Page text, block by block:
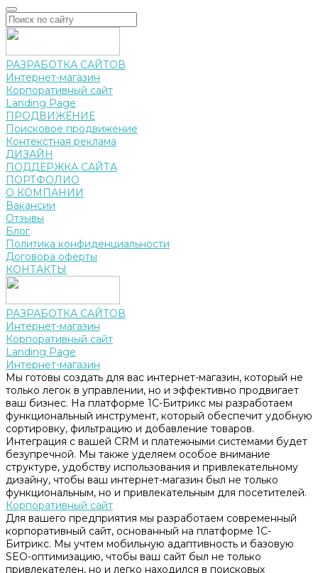
РАЗРАБОТКА САЙТОВ
Интернет-магазин
Корпоративный сайт
Landing Page
ПРОДВИЖЕНИЕ
Поисковое продвижение
Контекстная реклама
ДИЗАЙН
ПОДДЕРЖКА САЙТА
ПОРТФОЛИО
О КОМПАНИИ
Вакансии
Отзывы
Блог
Политика конфиденциальности
Договора оферты
КОНТАКТЫ
РАЗРАБОТКА САЙТОВ
Интернет-магазин
Корпоративный сайт
Landing Page
Интернет-магазин
Мы готовы создать для вас интернет-магазин, который не
только легок в управлении, но и эффективно продвигает
ваш бизнес. На платформе 1С-Битрикс мы разработаем
функциональный инструмент, который обеспечит удобную
сортировку, фильтрацию и добавление товаров.
Интеграция с вашей CRM и платежными системами будет
безупречной. Мы также уделяем особое внимание
структуре, удобству использования и привлекательному
дизайну, чтобы ваш интернет-магазин был не только
функциональным, но и привлекательным для посетителей.
Корпоративный сайт
Для вашего предприятия мы разработаем современный
корпоративный сайт, основанный на платформе 1С-
Битрикс. Мы учтем мобильную адаптивность и базовую
SEO-оптимизацию, чтобы ваш сайт был не только
привлекателен, но и легко находился в поисковых